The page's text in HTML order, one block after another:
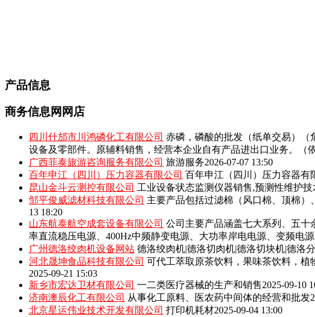
产品信息
商务信息网网店
四川什邡市川鸿磷化工有限公司 赤磷，磷酸的批发（纸单交易）（
设备及零部件。原辅料销售，经营本企业自有产品进出口业务。（
广西菲泰旅游咨询服务有限公司 旅游服务2026-07-07 13:50
百年申江（四川）压力容器有限公司 百年申江（四川）压力容器有
昆山金斗云测控有限公司 工业设备状态监测仪器销售,预测性维护
邹平俊威滤材科技有限公司 主要产品包括‌过滤棉（风口棉、顶棉）
13 18:20
山东航泰航空成套设备有限公司 公司主要产品涵盖七大系列、五十
率直流稳压电源、400Hz中频静变电源、大功率岸电电源、变频电
广州德洛绞肉机设备网站 德洛绞肉机|德洛切肉机|德洛切块机|德洛
河北晟坤食品科技有限公司 可代工萃取原茶饮料，果味茶饮料，
2025-09-21 15:03
新乡市宏达卫材有限公司 一二类医疗器械的生产和销售2025-09-10
济南澳辰化工有限公司 从事化工原料、医农药中间体的经营和批发
北京星运伟业技术开发有限公司 打印机耗材2025-09-04 13:00